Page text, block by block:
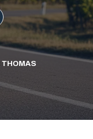
THOMAS